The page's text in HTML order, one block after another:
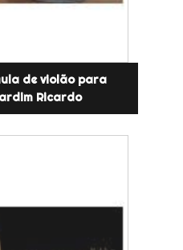
de violão para
Ricardo